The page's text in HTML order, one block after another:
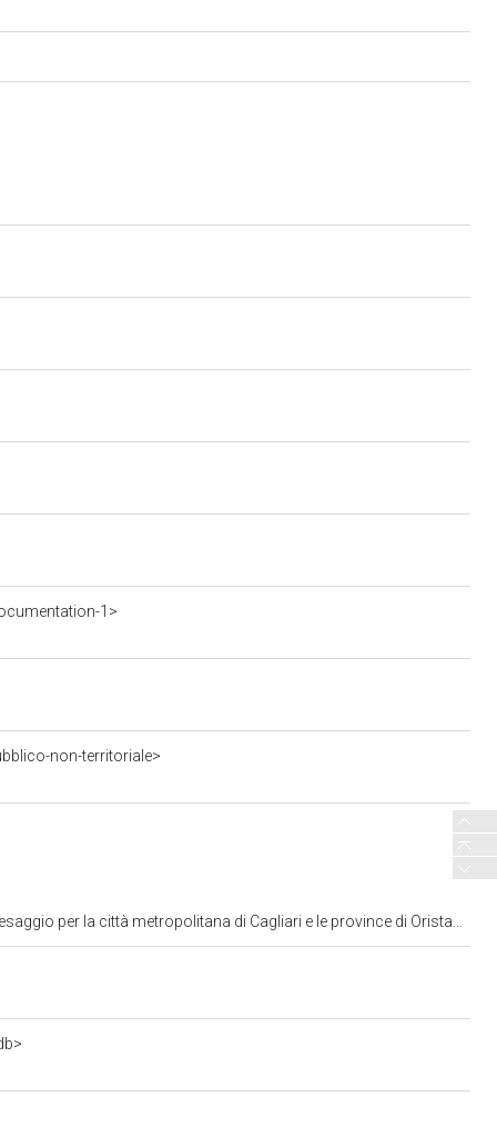
1>
non-territoriale>
città metropolitana di Cagliari e le province di Oristano e Sud Sardegna